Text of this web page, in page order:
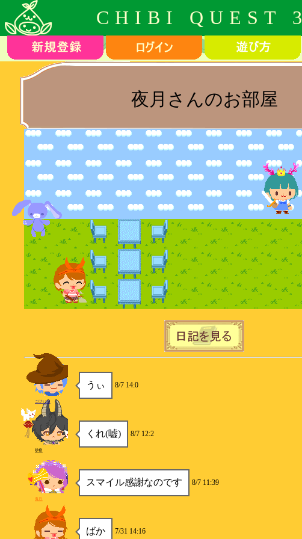
CHIBI QUEST 3
夜月さんのお部屋
うぃ 8/7 14:0
こけいぬ
くれ(嘘) 8/7 12:2
砂糖
スマイル感謝なのです 8/7 11:39
海月
ばか 7/31 14:16